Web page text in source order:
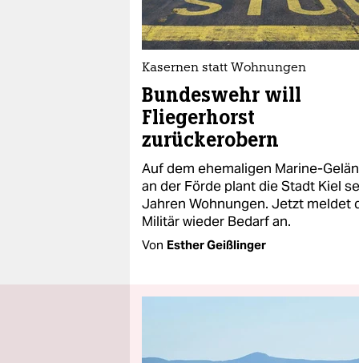
Kasernen statt Wohnungen
Bundeswehr will
Fliegerhorst
zurückerobern
Auf dem ehemaligen Marine-
an der Förde plant die Stadt Kiel
Jahren Wohnungen. Jetzt meldet
Militär wieder Bedarf an.
Von Esther Geißlinger